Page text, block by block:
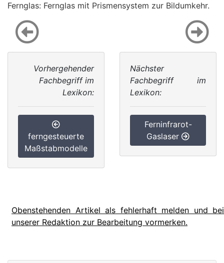
Fernglas: Fernglas mit Prismensystem zur Bildumkehr.
Vorhergehender
Fachbegriff im
Lexikon:
ferngesteuerte
Maßstabmodelle
Nächster
Fachbegriff im
Lexikon:
Ferninfrarot-
Gaslaser
Obenstehenden Artikel als fehlerhaft melden und bei
unserer Redaktion zur Bearbeitung vormerken.